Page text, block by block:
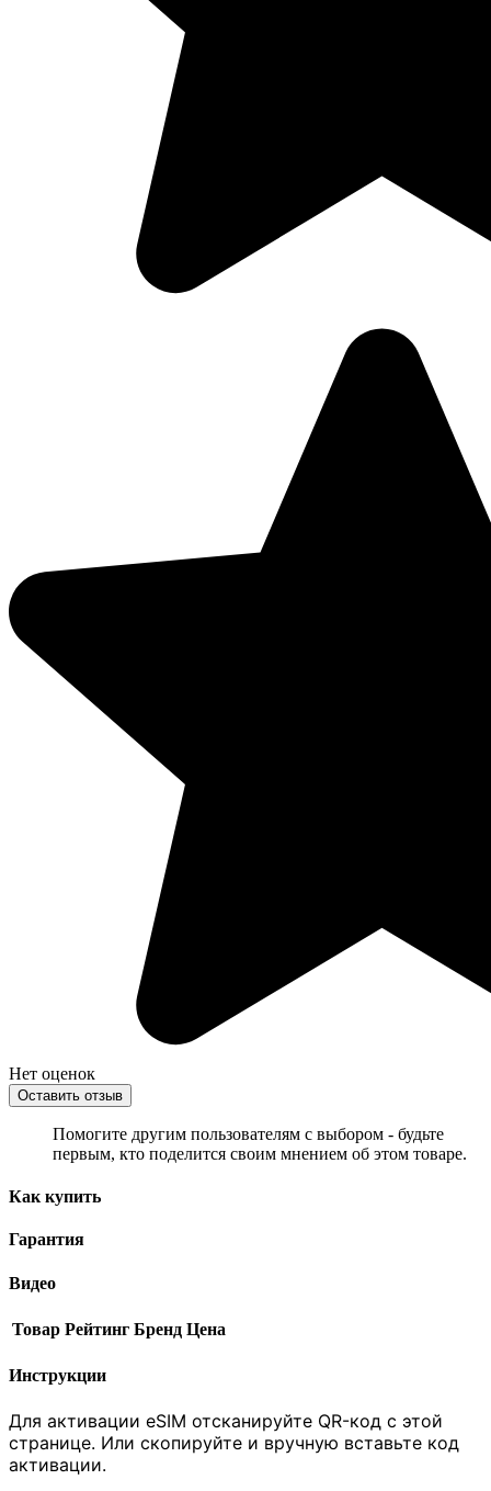
Нет оценок
Оставить отзыв
Помогите другим пользователям с выбором - будьте
первым, кто поделится своим мнением об этом товаре.
Как купить
Гарантия
Видео
Товар Рейтинг Бренд Цена
Инструкции
Для активации eSIM отсканируйте QR-код с этой
странице. Или скопируйте и вручную вставьте код
активации.